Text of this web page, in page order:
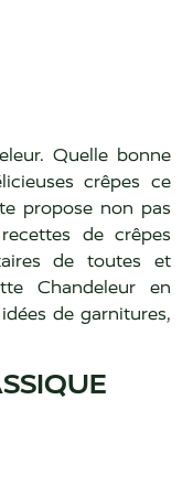
Quelle bonne
crêpes ce
propose non pas
de crêpes
de toutes et
Chandeleur en
de garnitures,